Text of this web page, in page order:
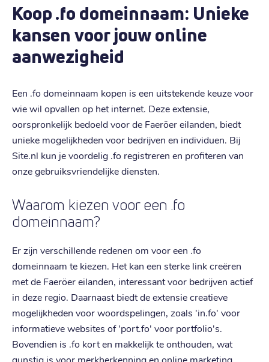
Koop .fo domeinnaam: Unieke
kansen voor jouw online
aanwezigheid
Een .fo domeinnaam kopen is een uitstekende keuze voor
wie wil opvallen op het internet. Deze extensie,
oorspronkelijk bedoeld voor de Faeröer eilanden, biedt
unieke mogelijkheden voor bedrijven en individuen. Bij
Site.nl kun je voordelig .fo registreren en profiteren van
onze gebruiksvriendelijke diensten.
Waarom kiezen voor een .fo
domeinnaam?
Er zijn verschillende redenen om voor een .fo
domeinnaam te kiezen. Het kan een sterke link creëren
met de Faeröer eilanden, interessant voor bedrijven actief
in deze regio. Daarnaast biedt de extensie creatieve
mogelijkheden voor woordspelingen, zoals 'in.fo' voor
informatieve websites of 'port.fo' voor portfolio's.
Bovendien is .fo kort en makkelijk te onthouden, wat
gunstig is voor merkherkenning en online marketing.